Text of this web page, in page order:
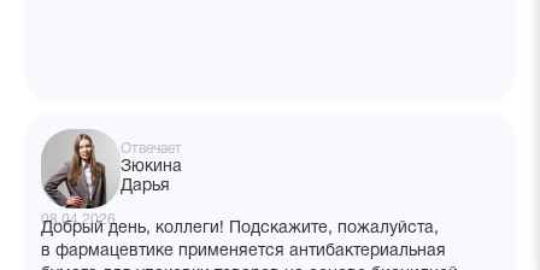
Отвечает
Зюкина
Дарья
08.04.2026
Добрый день, коллеги! Подскажите, пожалуйста,
в фармацевтике применяется антибактериальная